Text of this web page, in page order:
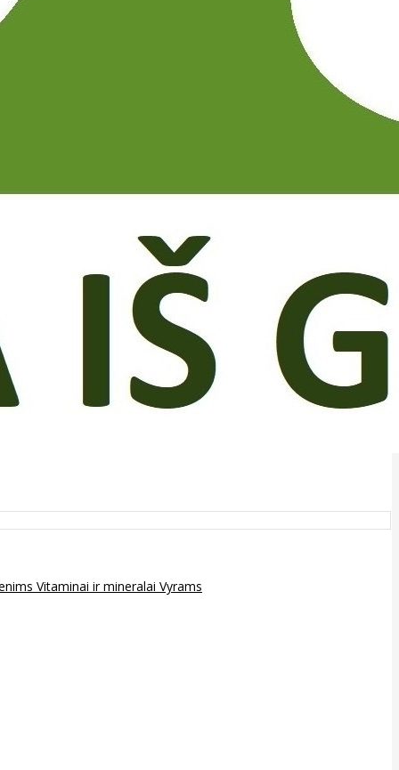
Vitaminai ir mineralai Vyrams